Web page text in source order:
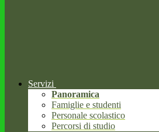
Servizi
Panoramica
Famiglie e studenti
Personale scolastico
Percorsi di studio